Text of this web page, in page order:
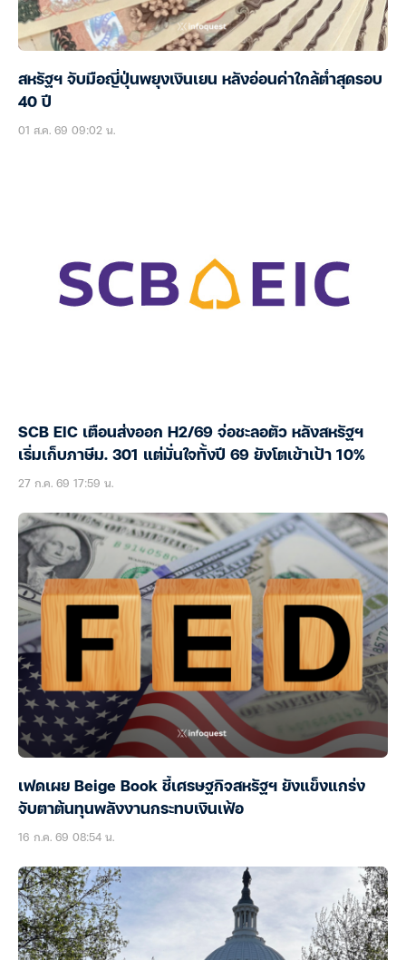
สหรัฐฯ จับมือญี่ปุ่นพยุงเงินเยน หลังอ่อนค่าใกล้ต่ำสุดรอบ
40 ปี
01 ส.ค. 69 09:02 น.
SCB EIC เตือนส่งออก H2/69 จ่อชะลอตัว หลังสหรัฐฯ
เริ่มเก็บภาษีม. 301 แต่มั่นใจทั้งปี 69 ยังโตเข้าเป้า 10%
27 ก.ค. 69 17:59 น.
เฟดเผย Beige Book ชี้เศรษฐกิจสหรัฐฯ ยังแข็งแกร่ง
จับตาต้นทุนพลังงานกระทบเงินเฟ้อ
16 ก.ค. 69 08:54 น.